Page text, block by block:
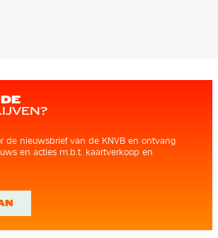
de nieuwsbrief van de KNVB en ontvang
en acties m.b.t. kaartverkoop en